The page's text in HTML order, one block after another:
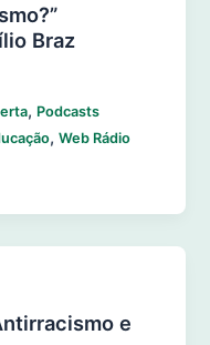
Braz
, Podcasts
,Web Rádio
e